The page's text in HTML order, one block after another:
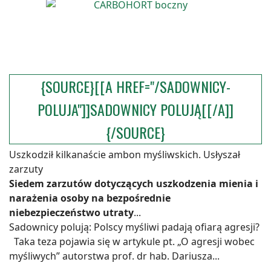
{SOURCE}[[A HREF="/SADOWNICY-
POLUJA"]]SADOWNICY POLUJĄ[[/A]]
{/SOURCE}
Uszkodził kilkanaście ambon myśliwskich. Usłyszał
zarzuty
Siedem zarzutów dotyczących uszkodzenia mienia i
narażenia osoby na bezpośrednie
niebezpieczeństwo utraty...
Sadownicy polują: Polscy myśliwi padają ofiarą agresji?
Taka teza pojawia się w artykule pt. „O agresji wobec
myśliwych” autorstwa prof. dr hab. Dariusza...